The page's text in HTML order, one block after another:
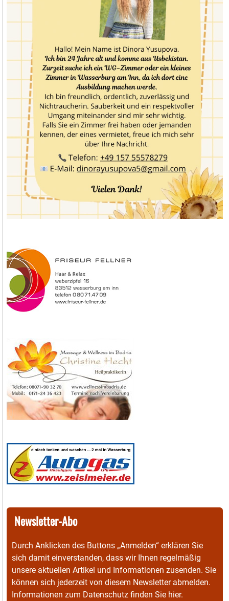
Newsletter-Abo
Durch Anklicken des Buttons „Anmelden“ erklären Sie
sich damit einverstanden, dass wir Ihnen regelmäßig
unsere aktuellen Artikel und Informationen zusenden. Sie
können sich jederzeit von diesem Newsletter abmelden.
Informationen zum Datenschutz finden Sie hier.